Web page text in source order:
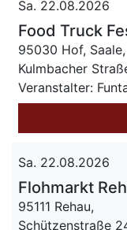
Sa. 22.08.2026
Food Truck
95030 Hof, Saale,
Kulmbacher
Veranstalter:
Sa. 22.08.2026
Flohmarkt
95111 Rehau,
Schützenstraße